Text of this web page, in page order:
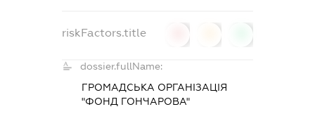
riskFactors.title
dossier.fullName:
ГРОМАДСЬКА ОРГАНІЗАЦІЯ
"ФОНД ГОНЧАРОВА"